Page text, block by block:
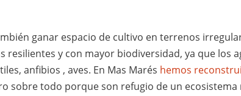
ganar espacio de cultivo en terrenos
resilientes y con mayor biodiversidad, ya que los
anfibios , aves. En Mas Marés hemos
todo porque son refugio de un ecosistema